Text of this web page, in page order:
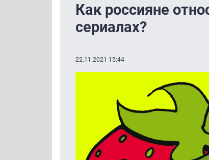
Как россияне
сериалах?
22.11.2021 15:44